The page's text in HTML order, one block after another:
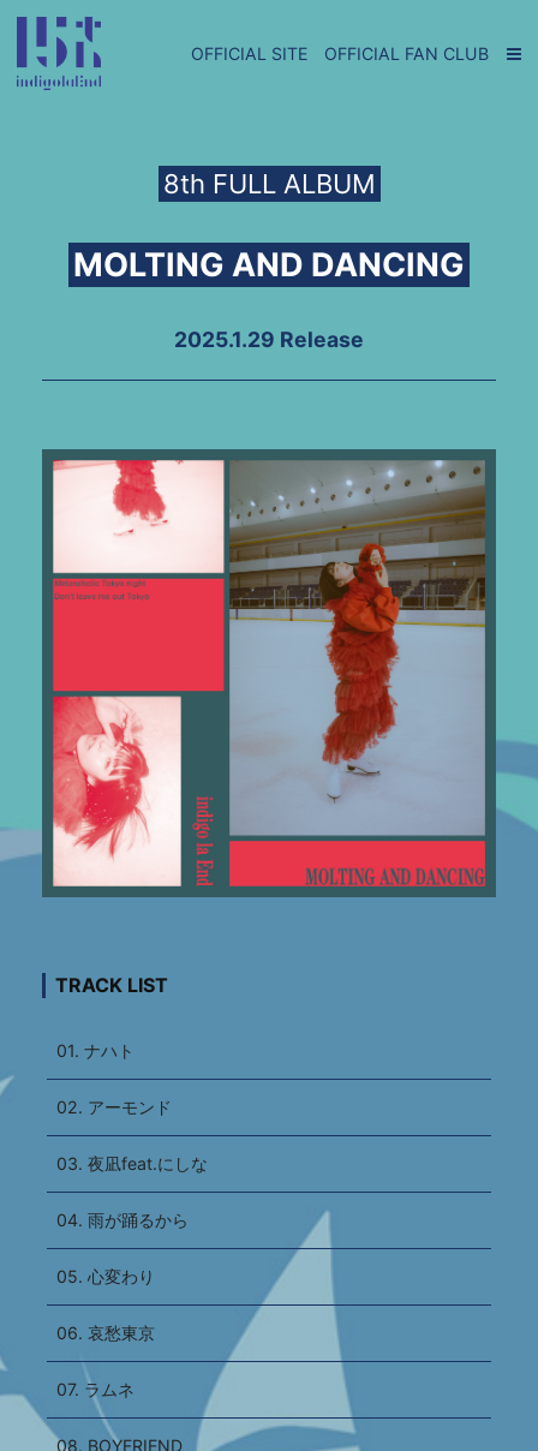
OFFICIAL SITE OFFICIAL FAN CLUB
8th FULL ALBUM
MOLTING AND DANCING
2025.1.29 Release
TRACK LIST
01. ナハト
02. アーモンド
03. 夜凪feat.にしな
04. 雨が踊るから
05. 心変わり
06. 哀愁東京
07. ラムネ
08. BOYFRIEND